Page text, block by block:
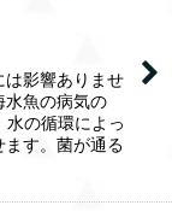
は影響ありませ
水魚の病気の
の循環によっ
す。菌が通る